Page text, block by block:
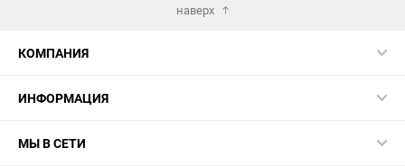
наверх
КОМПАНИЯ
ИНФОРМАЦИЯ
МЫ В СЕТИ